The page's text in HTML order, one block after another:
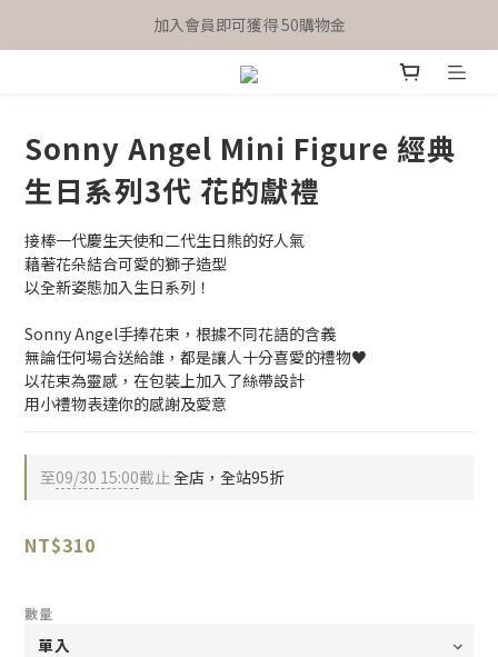
TIMEAN開站慶！全館結帳再享95折優惠
加入會員即可獲得 50購物金
TIMEAN開站慶！全館結帳再享95折優惠
Sonny Angel Mini Figure 經典
生日系列3代 花的獻禮
接棒一代慶生天使和二代生日熊的好人氣
藉著花朵結合可愛的獅子造型
以全新姿態加入生日系列！
Sonny Angel手捧花束，根據不同花語的含義
無論任何場合送給誰，都是讓人十分喜愛的禮物♥
以花束為靈感，在包裝上加入了絲帶設計
用小禮物表達你的感謝及愛意
至09/30 15:00截止全店，全站95折
NT$310
數量